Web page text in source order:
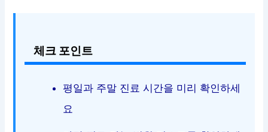
체크 포인트
평일과 주말 진료 시간을 미리 확인하세
요